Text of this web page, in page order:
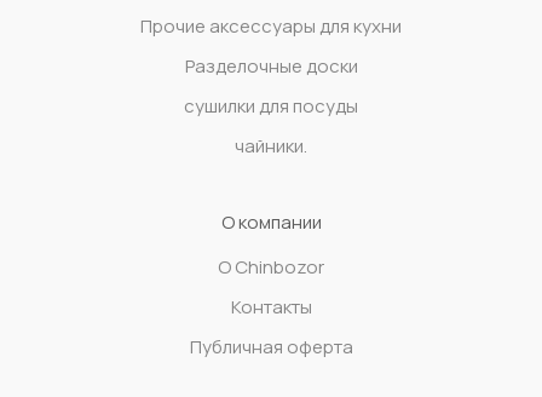
Прочие аксессуары для кухни
Разделочные доски
сушилки для посуды
чайники.
О компании
О Chinbozor
Контакты
Публичная оферта